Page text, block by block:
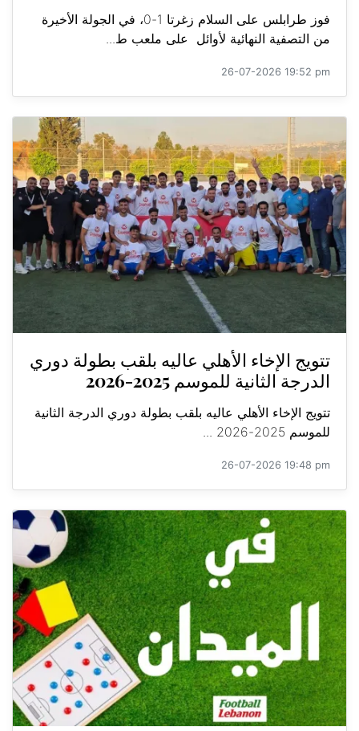
فوز طرابلس على السلام زغرتا 1-0، في الجولة الأخيرة
من التصفية النهائية لأوائل على ملعب ط...
26-07-2026 19:52 pm
تتويج الإخاء الأهلي عاليه بلقب بطولة دوري
الدرجة الثانية للموسم 2025-2026
تتويج الإخاء الأهلي عاليه بلقب بطولة دوري الدرجة الثانية
للموسم 2025-2026 ...
26-07-2026 19:48 pm